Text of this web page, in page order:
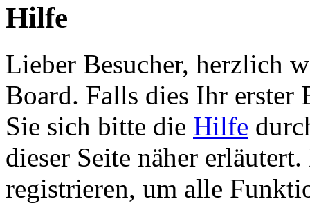
Hilfe
Lieber Besucher, herzlich
Board. Falls dies Ihr erster
Sie sich bitte die Hilfe
dieser Seite näher
registrieren, um alle